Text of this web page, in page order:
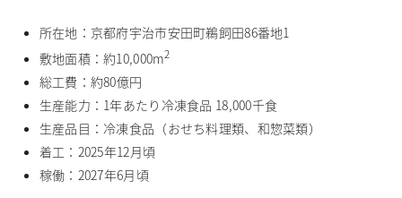
所在地：京都府宇治市安田町鵜飼田86番地1
敷地面積：約10,000m2
総工費：約80億円
生産能力：1年あたり冷凍食品 18,000千食
生産品目：冷凍食品（おせち料理類、和惣菜類）
着工：2025年12月頃
稼働：2027年6月頃